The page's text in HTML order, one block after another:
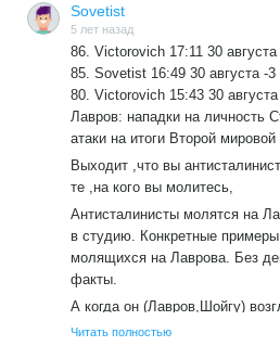
Sovetist
5 лет назад
86. Victorovich 17:11 30
85. Sovetist 16:49 30 августа -3
80. Victorovich 15:43 30
Лавров: нападки на личность
атаки на итоги Второй
Выходит ,что вы
те ,на кого вы молитесь,
Антисталинисты молятся на
в студию. Конкретные примеры
молящихся на Лаврова. Без
факты.
А когда он (Лавров,Шойгу)
России,а вы отстаиваете
Читать полностью